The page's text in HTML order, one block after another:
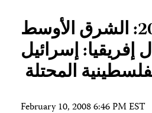
إعتداءات 2007: الشرق الأوسط
إفريقيا: إسرائيل
المحتلة
February 10, 2008 6:46 PM EST